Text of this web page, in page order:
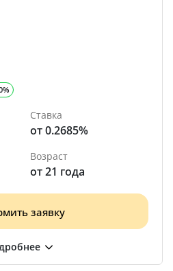
Ставка
от 0.2685%
Возраст
от 21 года
заявку